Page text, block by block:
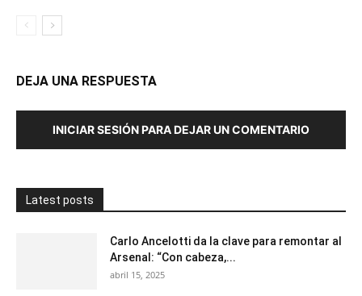
DEJA UNA RESPUESTA
INICIAR SESIÓN PARA DEJAR UN COMENTARIO
Latest posts
Carlo Ancelotti da la clave para remontar al
Arsenal: “Con cabeza,...
abril 15, 2025